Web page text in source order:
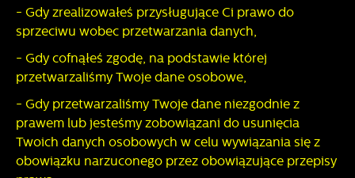
- Gdy zrealizowałeś przysługujące Ci prawo do
sprzeciwu wobec przetwarzania danych,
- Gdy cofnąłeś zgodę, na podstawie której
przetwarzaliśmy Twoje dane osobowe,
- Gdy przetwarzaliśmy Twoje dane niezgodnie z
prawem lub jesteśmy zobowiązani do usunięcia
Twoich danych osobowych w celu wywiązania się z
obowiązku narzuconego przez obowiązujące przepisy